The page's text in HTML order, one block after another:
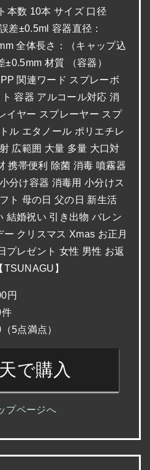
本数 10本 サイズ 口径
±0.5ml 容器直径：
全体長さ：（キャップ込
材質 （容器）
関連ワード スプレーボ
容器 アルコール対応 消
イヤー スプレーヤー スプ
ル エタノール ポリエチレ
広範囲 大量 多量 大口対
携帯便利 除菌 消毒 噴霧器
分け容器 消毒用 小分けス
ト 母の日 父の日 新生活
結婚祝い 引き出物 バレン
クリスマス Xmas お正月
プレゼント 女性 男性 お返
】
円
5点満点）
で購入
プページへ